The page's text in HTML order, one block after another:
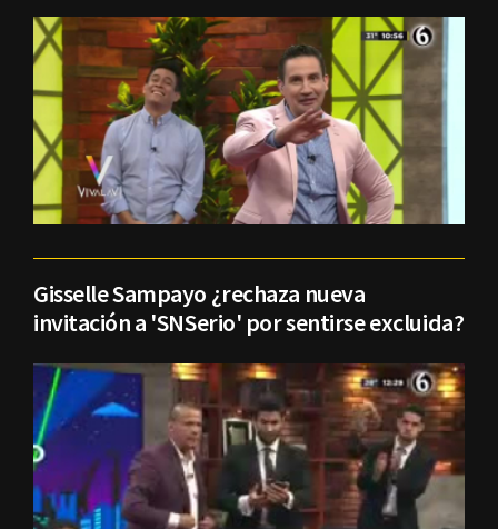
Gisselle Sampayo ¿rechaza nueva
invitación a 'SNSerio' por sentirse excluida?